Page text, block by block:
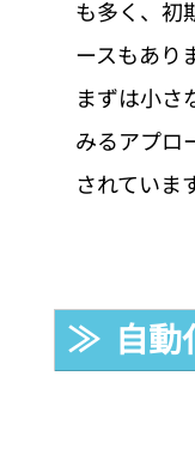
も多く、初
ースもあり
まずは小さ
みるアプロ
されていま
≫  自動